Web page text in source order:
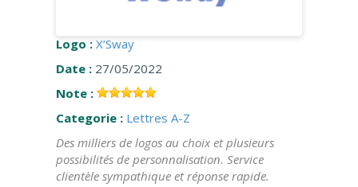
Logo : X’Sway
Date : 27/05/2022
Note :
Categorie : Lettres A-Z
Des milliers de logos au choix et plusieurs
possibilités de personnalisation. Service
clientèle sympathique et réponse rapide.